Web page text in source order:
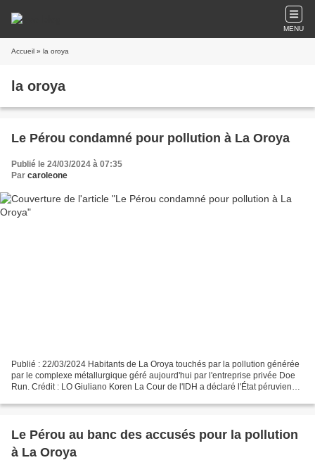
MENU
Accueil » la oroya
la oroya
Le Pérou condamné pour pollution à La Oroya
Publié le 24/03/2024 à 07:35
Par caroleone
Publié : 22/03/2024 Habitants de La Oroya touchés par la pollution générée
par le complexe métallurgique géré aujourd'hui par l'entreprise privée Doe
Run. Crédit : LO Giuliano Koren La Cour de l'IDH a déclaré l'État péruvien
Le Pérou au banc des accusés pour la pollution
à La Oroya